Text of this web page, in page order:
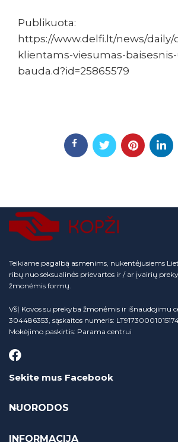
Publikuota:
https://www.delfi.lt/news/
klientams-viesumas-
bauda.d?id=25865579
Teikiame pagalbą asmenims, nukentėjusiems
ribų nuo seksualinės prievartos ir / ar įvairių
žmonėmis formų.
VšĮ Kovos su prekyba žmonėmis ir išnaudojimu
304486353, sąskaitos numeris:
Mokėjimo paskirtis: Parama centrui
Sekite mus Facebook
NUORODOS
INFORMACIJA